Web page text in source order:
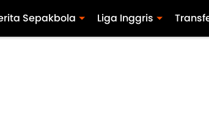
Sepakbola Liga Inggris